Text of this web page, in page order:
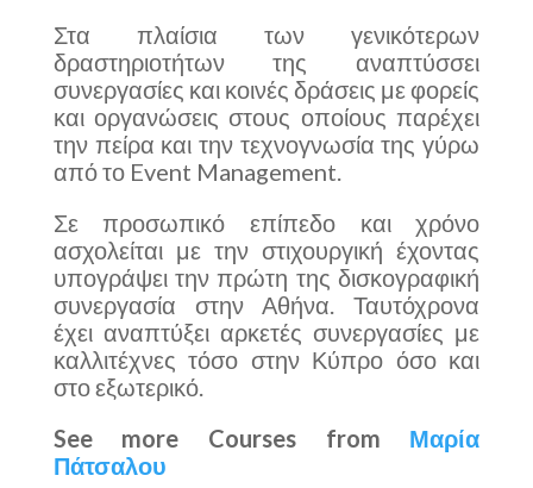
Στα πλαίσια των γενικότερων
δραστηριοτήτων της αναπτύσσει
συνεργασίες και κοινές δράσεις με φορείς
και οργανώσεις στους οποίους παρέχει
την πείρα και την τεχνογνωσία της γύρω
από το Event Management.
Σε προσωπικό επίπεδο και χρόνο
ασχολείται με την στιχουργική έχοντας
υπογράψει την πρώτη της δισκογραφική
συνεργασία στην Αθήνα. Ταυτόχρονα
έχει αναπτύξει αρκετές συνεργασίες με
καλλιτέχνες τόσο στην Κύπρο όσο και
στο εξωτερικό.
See more Courses from Μαρία
Πάτσαλου